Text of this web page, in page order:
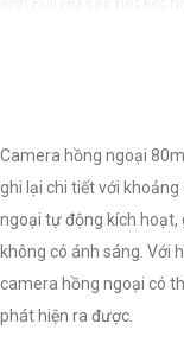
phát hiện chuyển động,
giao tiếp 2 chiều, nhận
trí, tiết kiệm chi phí và
Camera hồng ngoại
ghi lại chi tiết với
ngoại tự động kích
không có ánh sáng. Với
camera hồng ngoại có
phát hiện ra được.